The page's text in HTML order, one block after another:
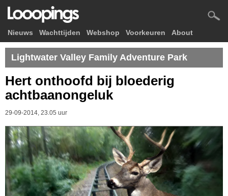
Nieuws Wachttijden Webshop Voorkeuren About
Lightwater Valley Family Adventure Park
Hert onthoofd bij bloederig
achtbaanongeluk
29-09-2014, 23.05 uur